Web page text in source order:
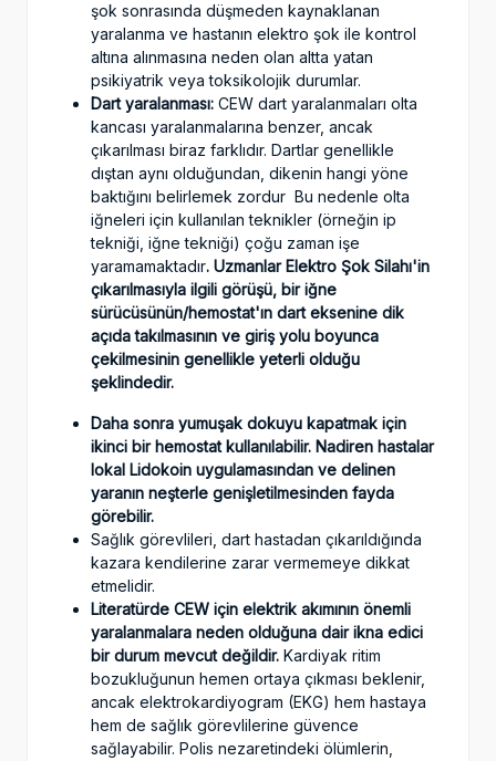
şok sonrasında düşmeden kaynaklanan
yaralanma ve hastanın elektro şok ile kontrol
altına alınmasına neden olan altta yatan
psikiyatrik veya toksikolojik durumlar.
Dart yaralanması: CEW dart yaralanmaları olta
kancası yaralanmalarına benzer, ancak
çıkarılması biraz farklıdır. Dartlar genellikle
dıştan aynı olduğundan, dikenin hangi yöne
baktığını belirlemek zordur Bu nedenle olta
iğneleri için kullanılan teknikler (örneğin ip
tekniği, iğne tekniği) çoğu zaman işe
yaramamaktadır. UzmanlarElektro Şok Silahı'in
çıkarılmasıyla ilgili görüşü, bir iğne
sürücüsünün/hemostat'ın darteksenine dik
açıda takılmasının ve giriş yolu boyunca
çekilmesinin genellikle yeterli olduğu
şeklindedir.
Daha sonra yumuşak dokuyu kapatmak için
ikinci bir hemostat kullanılabilir. Nadiren hastalar
lokal Lidokoin uygulamasından ve delinen
yaranın neşterle genişletilmesinden fayda
görebilir.
Sağlık görevlileri, dart hastadan çıkarıldığında
kazara kendilerine zarar vermemeye dikkat
etmelidir.
Literatürde CEW için elektrik akımının önemli
yaralanmalara neden olduğuna dair ikna edici
bir durum mevcut değildir. Kardiyak ritim
bozukluğunun hemen ortaya çıkması beklenir,
ancak elektrokardiyogram (EKG) hem hastaya
hem de sağlık görevlilerine güvence
sağlayabilir. Polis nezaretindeki ölümlerin,